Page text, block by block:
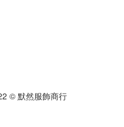
© 默然服飾商行